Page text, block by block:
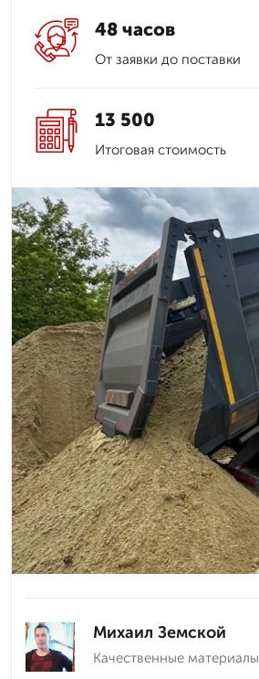
48 часов
От заявки до поставки
13 500
Итоговая стоимость
Михаил Земской
Качественные материалы